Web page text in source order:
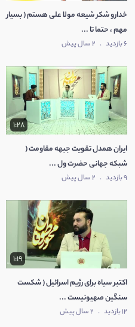
خدارو شکر شیعه مولا علی هستم ( بسیار
مهم ، حتما تا ...
6 بازدید . 2 سال پیش
1:28
ایران همدل تقویت جبهه مقاومت (
شبکه جهانی حضرت ول ...
9 بازدید . 2 سال پیش
1:19
اکتبر سیاه برای رژیم اسرائیل ( شکست
سنگین صهیونیست ...
12 بازدید . 2 سال پیش